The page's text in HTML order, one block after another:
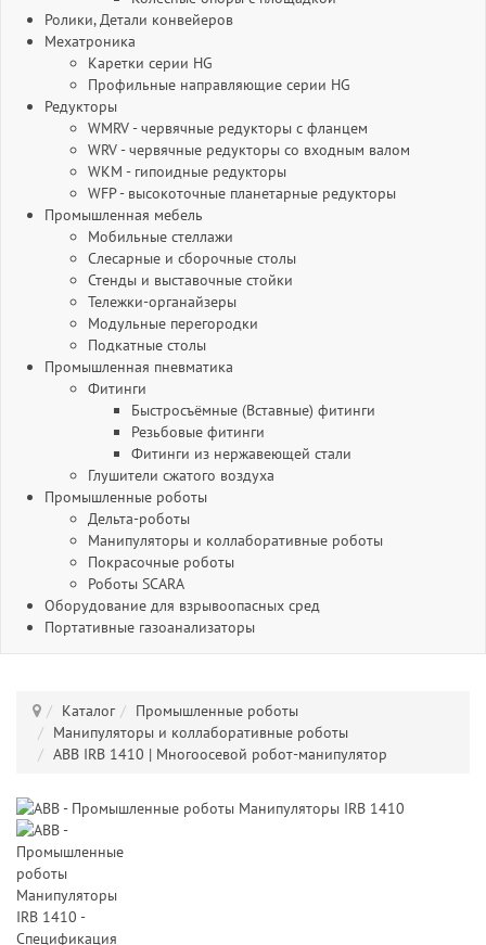
Ролики, Детали конвейеров
Мехатроника
Каретки серии HG
Профильные направляющие серии HG
Редукторы
WMRV - червячные редукторы с фланцем
WRV - червячные редукторы со входным валом
WKM - гипоидные редукторы
WFP - высокоточные планетарные редукторы
Промышленная мебель
Мобильные стеллажи
Слесарные и сборочные столы
Стенды и выставочные стойки
Тележки-органайзеры
Модульные перегородки
Подкатные столы
Промышленная пневматика
Фитинги
Быстросъёмные (Вставные) фитинги
Резьбовые фитинги
Фитинги из нержавеющей стали
Глушители сжатого воздуха
Промышленные роботы
Дельта-роботы
Манипуляторы и коллаборативные роботы
Покрасочные роботы
Роботы SCARA
Оборудование для взрывоопасных сред
Портативные газоанализаторы
Каталог
Промышленные роботы
Манипуляторы и коллаборативные роботы
ABB IRB 1410 | Многоосевой робот-манипулятор